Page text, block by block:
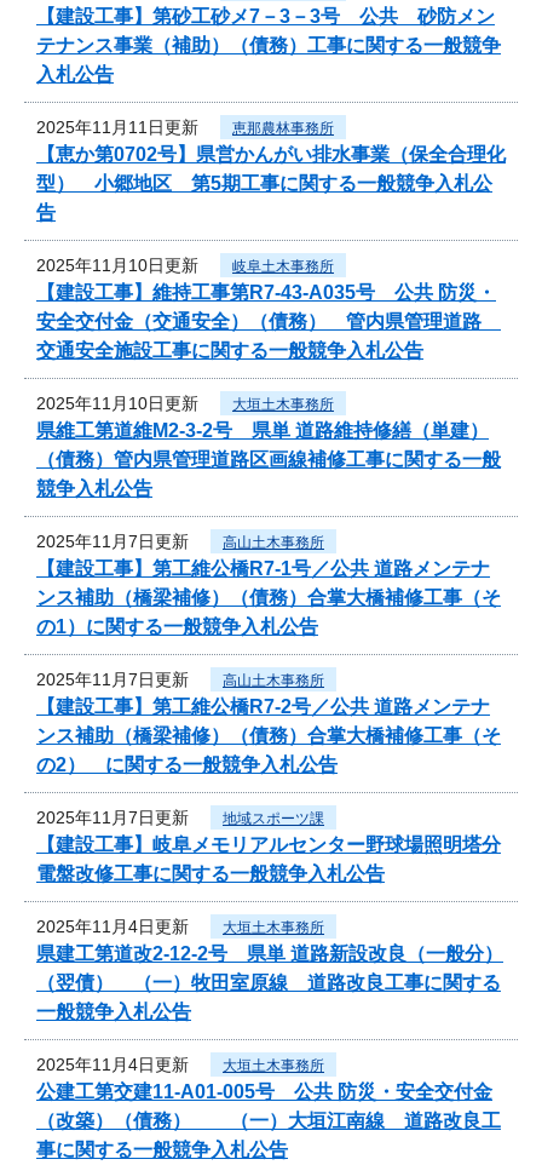
【建設工事】第砂工砂メ7－3－3号 公共 砂防メン
テナンス事業（補助）（債務）工事に関する一般競争
入札公告
2025年11月11日更新 恵那農林事務所
【恵か第0702号】県営かんがい排水事業（保全合理化
型） 小郷地区 第5期工事に関する一般競争入札公
告
2025年11月10日更新 岐阜土木事務所
【建設工事】維持工事第R7-43-A035号 公共 防災・
安全交付金（交通安全）（債務） 管内県管理道路
交通安全施設工事に関する一般競争入札公告
2025年11月10日更新 大垣土木事務所
県維工第道維M2-3-2号 県単 道路維持修繕（単建）
（債務）管内県管理道路区画線補修工事に関する一般
競争入札公告
2025年11月7日更新 高山土木事務所
【建設工事】第工維公橋R7-1号／公共 道路メンテナ
ンス補助（橋梁補修）（債務）合掌大橋補修工事（そ
の1）に関する一般競争入札公告
2025年11月7日更新 高山土木事務所
【建設工事】第工維公橋R7-2号／公共 道路メンテナ
ンス補助（橋梁補修）（債務）合掌大橋補修工事（そ
の2） に関する一般競争入札公告
2025年11月7日更新 地域スポーツ課
【建設工事】岐阜メモリアルセンター野球場照明塔分
電盤改修工事に関する一般競争入札公告
2025年11月4日更新 大垣土木事務所
県建工第道改2-12-2号 県単 道路新設改良（一般分）
（翌債） （一）牧田室原線 道路改良工事に関する
一般競争入札公告
2025年11月4日更新 大垣土木事務所
公建工第交建11-A01-005号 公共 防災・安全交付金
（改築）（債務） （一）大垣江南線 道路改良工
事に関する一般競争入札公告